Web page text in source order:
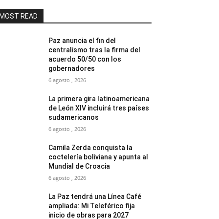
READ
Paz anuncia el fin del
centralismo tras la firma del
acuerdo 50/50 con los
gobernadores
6 agosto , 2026
La primera gira latinoamericana
de León XIV incluirá tres países
sudamericanos
6 agosto , 2026
Camila Zerda conquista la
coctelería boliviana y apunta al
Mundial de Croacia
6 agosto , 2026
La Paz tendrá una Línea Café
ampliada: Mi Teleférico fija
inicio de obras para 2027